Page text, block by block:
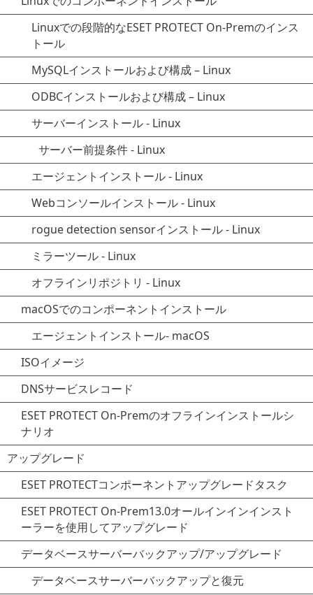
Linuxでの段階的なESET PROTECT On-Premのインス
トール
MySQLインストールおよび構成 – Linux
ODBCインストールおよび構成 – Linux
サーバーインストール - Linux
サーバー前提条件 - Linux
エージェントインストール - Linux
Webコンソールインストール - Linux
rogue detection sensorインストール - Linux
ミラーツール - Linux
オフラインリポジトリ - Linux
macOSでのコンポーネントインストール
エージェントインストール- macOS
ISOイメージ
DNSサービスレコード
ESET PROTECT On-Premのオフラインインストールシ
ナリオ
アップグレード
ESET PROTECTコンポーネントアップグレードタスク
ESET PROTECT On-Prem13.0オールインインインスト
ーラーを使用してアップグレード
データベースサーバーバックアップ/アップグレード
データベースサーバーバックアップと復元